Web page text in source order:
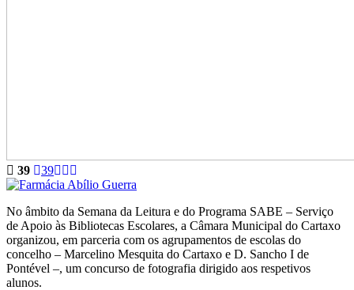
39 39
No âmbito da Semana da Leitura e do Programa SABE – Serviço
de Apoio às Bibliotecas Escolares, a Câmara Municipal do Cartaxo
organizou, em parceria com os agrupamentos de escolas do
concelho – Marcelino Mesquita do Cartaxo e D. Sancho I de
Pontével –, um concurso de fotografia dirigido aos respetivos
alunos.